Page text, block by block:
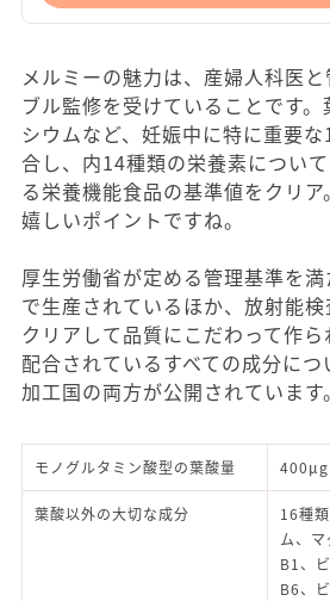
メルミーの魅力は、産婦人科医
ブル監修を受けていることです
シウムなど、妊娠中に特に重要
合し、内14種類の栄養素につい
る栄養機能食品の基準値をクリ
嬉しいポイントですね。
厚生労働省が定める管理基準を
で生産されているほか、放射能
クリアして品質にこだわって作ら
配合されているすべての成分に
加工国の両方が公開されています。
モノグルタミン酸型の葉酸量 400μg
葉酸以外の大切な成分
16種
ム、
B1、
B6、